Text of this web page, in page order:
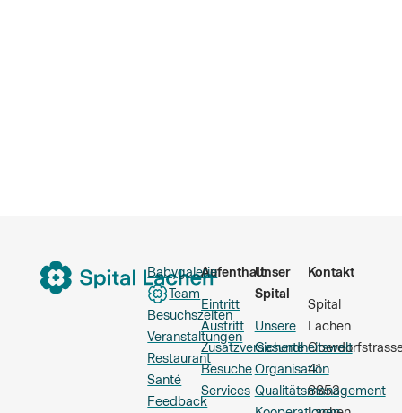
Babygalerie
Team
Besuchszeiten
Veranstaltungen
Restaurant
Santé
Feedback
Aufenthalt
Eintritt
Austritt
Zusatzversicherte
Besuche
Services
Unser
Spital
Unsere
Gesundheitswelt
Organisation
Qualitätsmanagement
Kontakt
Spital
Lachen
41
8853